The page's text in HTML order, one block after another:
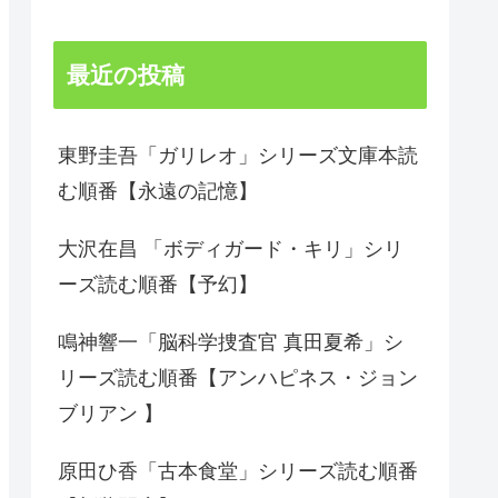
最近の投稿
東野圭吾「ガリレオ」シリーズ文庫本読
む順番【永遠の記憶】
大沢在昌 「ボディガード・キリ」シリ
ーズ読む順番【予幻】
鳴神響一「脳科学捜査官 真田夏希」シ
リーズ読む順番【アンハピネス・ジョン
ブリアン 】
原田ひ香「古本食堂」シリーズ読む順番